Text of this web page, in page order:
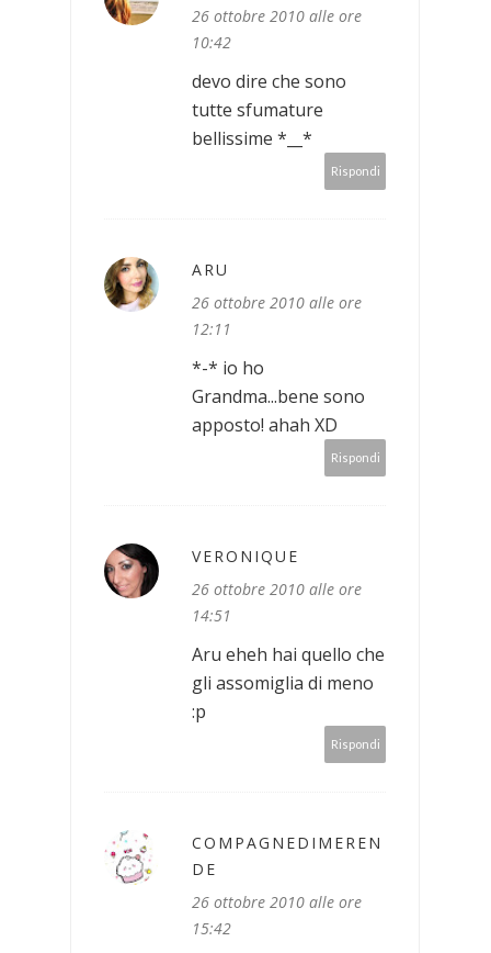
26 ottobre 2010 alle ore
10:42
devo dire che sono
tutte sfumature
bellissime *__*
Rispondi
ARU
26 ottobre 2010 alle ore
12:11
*-* io ho
Grandma...bene sono
apposto! ahah XD
Rispondi
VERONIQUE
26 ottobre 2010 alle ore
14:51
Aru eheh hai quello che
gli assomiglia di meno
:p
Rispondi
COMPAGNEDIMEREN
DE
26 ottobre 2010 alle ore
15:42